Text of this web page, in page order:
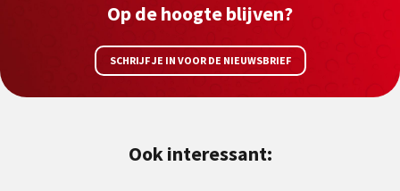
Op de hoogte blijven?
SCHRIJF JE IN VOOR DE NIEUWSBRIEF
Ook interessant: